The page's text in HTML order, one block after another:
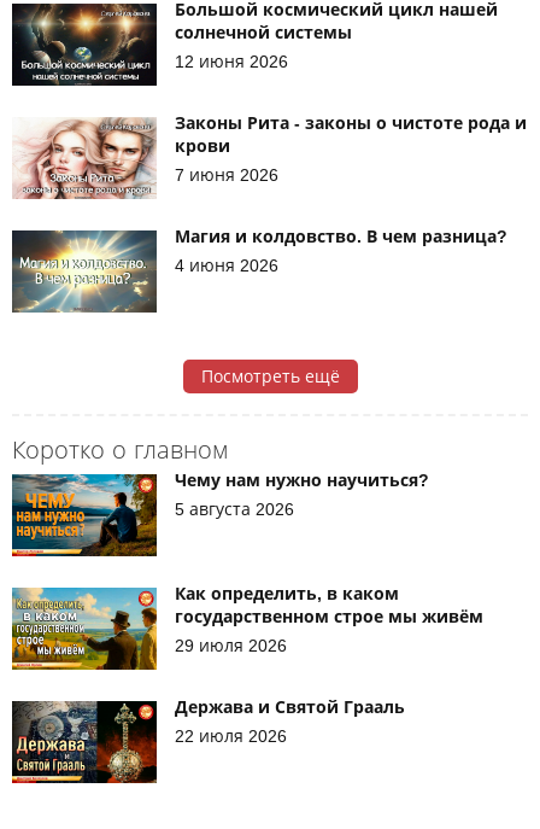
Коротко о главном
Чему нам нужно научиться?
5 августа 2026
Как определить, в каком
государственном строе мы живём
29 июля 2026
Держава и Святой Грааль
22 июля 2026
Большой космический цикл нашей
солнечной системы
12 июня 2026
Законы Рита - законы о чистоте рода и
крови
7 июня 2026
Магия и колдовство. В чем разница?
4 июня 2026
Посмотреть ещё